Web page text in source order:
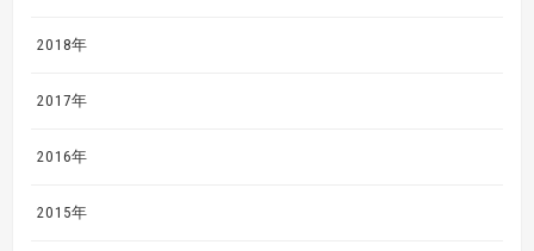
2018年
2017年
2016年
2015年